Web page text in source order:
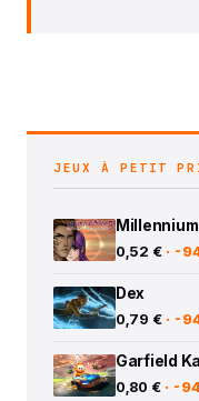
JEUX À PETIT
0,52 € · -
Dex
0,79 € · -
Garfield
0,80 € · -